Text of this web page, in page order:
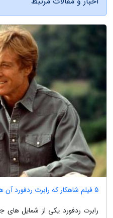
5 فیلم شاهکار که رابرت ردفورد آن ها را تحسین می نماید
رابرت ردفورد یکی از شمایل های